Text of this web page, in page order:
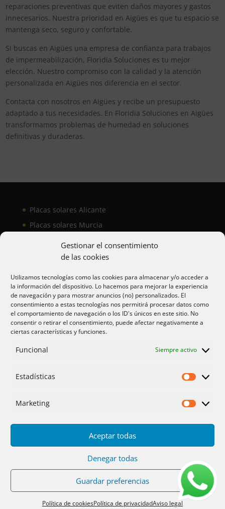
Gestionar el consentimiento
de las cookies
Utilizamos tecnologías como las cookies para almacenar y/o acceder a
la información del dispositivo. Lo hacemos para mejorar la experiencia
de navegación y para mostrar anuncios (no) personalizados. El
consentimiento a estas tecnologías nos permitirá procesar datos como
el comportamiento de navegación o los ID's únicos en este sitio. No
consentir o retirar el consentimiento, puede afectar negativamente a
ciertas características y funciones.
Funcional Siempre activo
Estadísticas
Marketing
Aceptar todas
Denegar todas
Guardar preferencias
Política de cookiesPolítica de privacidadAviso legal
reparaciones preventivas que eviten daños mayores y gastos
innecesarios. Nuestra prioridad en Aigües es que tu espacio se
mantenga seco, seguro y confortable.
Si buscas en Aigües una empresa de confianza para trabajos
de impermeabilización, Floridia Soluciones es tu mejor
elección. Nuestro compromiso con la calidad y la atención
personalizada en Aigües nos diferencia en el sector.
Contacta con nosotros en Aigües y recibe un presupuesto
adaptado a tus necesidades. En Floridia Soluciones en Aigües
transformamos problemas de humedad en soluciones
definitivas y duraderas.
Placas solares Alicante
Placas solares Murcia
Aire acondicionado Alicante
Aire acondicionador Murcia
Aire acondicionado San Juan
Privacidad
Servicios Fotos
Placas solares
Ofertas 2025/26 Contacto
DiseñoPC64| HostingDonCloud|Floridia
Soluciones